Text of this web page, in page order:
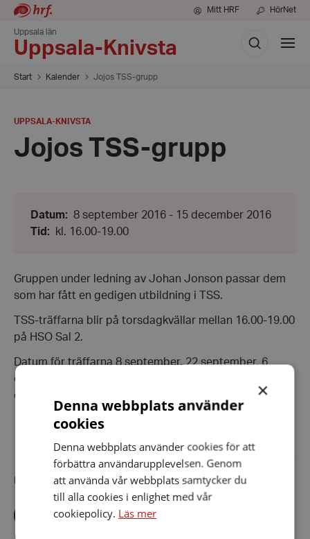
Mitt HRF HörNet
Uppsala län
Uppsala-Knivsta
Sök
Visa
meny
Start Kalender Jojos TSS-grupp
PLATS:
UPPSALA-KNIVSTA
Jojos TSS-grupp
Datum: Från:
8
september
15
december
2016
8 september 2016 - 15 december 2016
Tid :
Från:
Till:
19.00
kl. 16.00-19.00
Gruppen under ledning av Johan Jonson passar dem
som har fått en gedigen utbildning i TSS.
TSS-träffarna blir på torsdagkvällar mellan 16.00-19.00
på HSO Sal 2.
Datum för träffarna 8 september, 22 september, 6
oktober, 20 oktober, 3 november, 17 november, 1
december och 15 december.
Dela artikeln i sociala medier
via
via
via
×
Denna webbplats använder
cookies
Denna webbplats använder cookies för att
förbättra användarupplevelsen. Genom
att använda vår webbplats samtycker du
till alla cookies i enlighet med vår
cookiepolicy. Läs mer